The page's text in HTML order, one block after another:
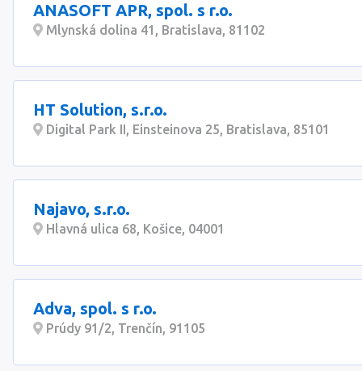
ANASOFT APR, spol. s r.o.
Mlynská dolina 41, Bratislava, 81102
HT Solution, s.r.o.
Digital Park II, Einsteinova 25, Bratislava, 85101
Najavo, s.r.o.
Hlavná ulica 68, Košice, 04001
Adva, spol. s r.o.
Prúdy 91/2, Trenčín, 91105